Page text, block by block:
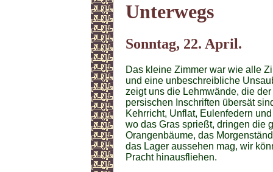
Unterwegs
Sonntag, 22. April.
Das kleine Zimmer war wie alle
und eine unbeschreibliche
zeigt uns die Lehmwände, die
persischen Inschriften übersät
Kehrricht, Unflat, Eulenfedern
wo das Gras sprießt, dringen die
Orangenbäume, das
das Lager aussehen mag, wir
Pracht hinausfliehen.